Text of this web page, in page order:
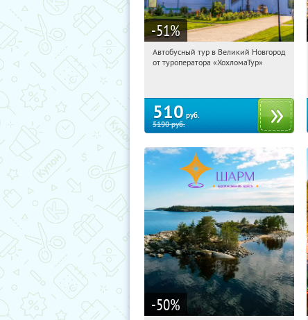
-51%
11:44:01 Купили:2
Автобусный тур в Великий Новгород
от туроператора «ХохломаТур»
510 руб.
5190руб.
-50%